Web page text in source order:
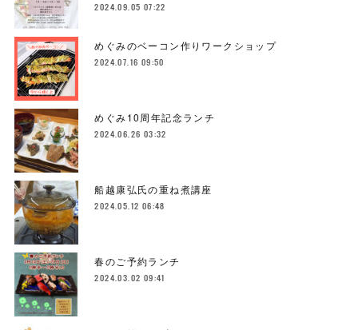
2024.09.05 07:22
めぐみのベーコン作りワークショップ
2024.07.16 09:50
めぐみ10周年記念ランチ
2024.06.26 03:32
船越康弘氏の重ね煮講座
2024.05.12 06:48
春のご予約ランチ
2024.03.02 09:41